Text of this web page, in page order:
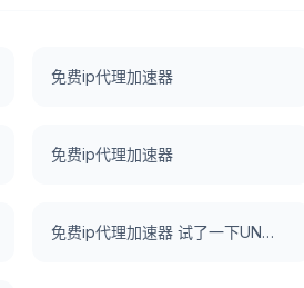
免费ip代理加速器
免费ip代理加速器
免费ip代理加速器 试了一下UNBLOCKCN，真好用。